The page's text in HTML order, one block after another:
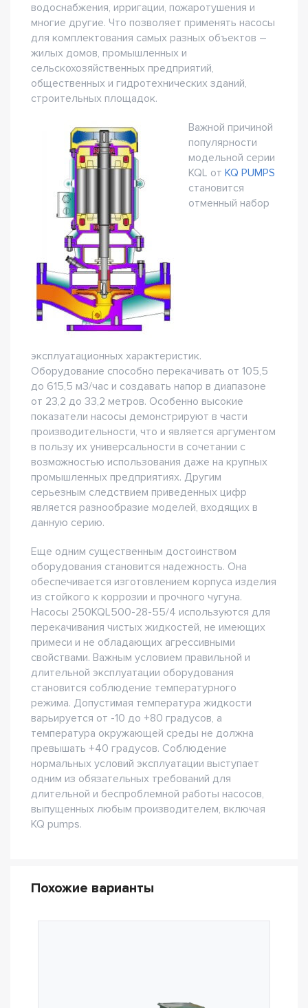
водоснабжения, ирригации, пожаротушения и
многие другие. Что позволяет применять насосы
для комплектования самых разных объектов –
жилых домов, промышленных и
сельскохозяйственных предприятий,
общественных и гидротехнических зданий,
строительных площадок.
Важной причиной
популярности
модельной серии
KQL от KQ PUMPS
становится
отменный набор
эксплуатационных характеристик.
Оборудование способно перекачивать от 105,5
до 615,5 м3/час и создавать напор в диапазоне
от 23,2 до 33,2 метров. Особенно высокие
показатели насосы демонстрируют в части
производительности, что и является аргументом
в пользу их универсальности в сочетании с
возможностью использования даже на крупных
промышленных предприятиях. Другим
серьезным следствием приведенных цифр
является разнообразие моделей, входящих в
данную серию.
Еще одним существенным достоинством
оборудования становится надежность. Она
обеспечивается изготовлением корпуса изделия
из стойкого к коррозии и прочного чугуна.
Насосы 250KQL500-28-55/4 используются для
перекачивания чистых жидкостей, не имеющих
примеси и не обладающих агрессивными
свойствами. Важным условием правильной и
длительной эксплуатации оборудования
становится соблюдение температурного
режима. Допустимая температура жидкости
варьируется от -10 до +80 градусов, а
температура окружающей среды не должна
превышать +40 градусов. Соблюдение
нормальных условий эксплуатации выступает
одним из обязательных требований для
длительной и беспроблемной работы насосов,
выпущенных любым производителем, включая
KQ pumps.
Похожие варианты